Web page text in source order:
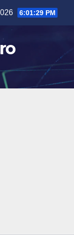
6:01:30 PM